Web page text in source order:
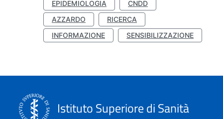
EPIDEMIOLOGIA
CNDD
AZZARDO
RICERCA
INFORMAZIONE
SENSIBILIZZAZIONE
Istituto Superiore di Sanità